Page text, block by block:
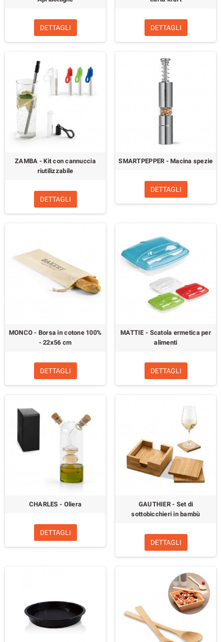
DETTAGLI DETTAGLI
ZAMBA - Kit con cannuccia
riutilizzabile
DETTAGLI
SMARTPEPPER - Macina spezie
DETTAGLI
MONCO - Borsa in cotone 100%
- 22x56 cm
DETTAGLI
MATTIE - Scatola ermetica per
alimenti
DETTAGLI
CHARLES - Oliera
DETTAGLI
GAUTHIER - Set di
sottobicchieri in bambù
DETTAGLI